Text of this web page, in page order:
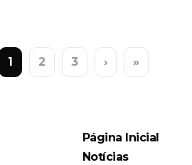
1 2 3 › »
Página Inicial
Notícias